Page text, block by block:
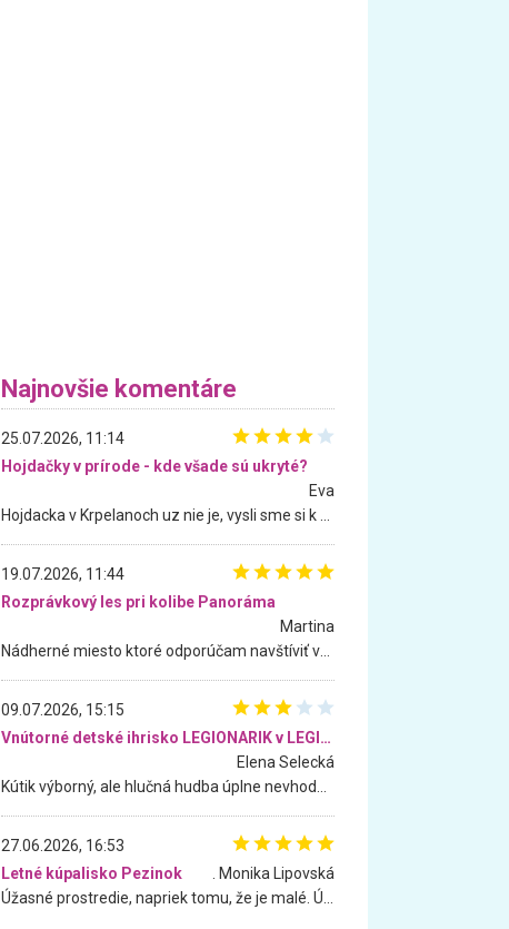
Najnovšie komentáre
25.07.2026, 11:14
Hojdačky v prírode - kde všade sú ukryté?
Eva
19.07.2026, 11:44
Rozprávkový les pri kolibe Panoráma
Martina
09.07.2026, 15:15
Vnútorné detské ihrisko LEGIONARIK v LEGIA Fitness
Elena Selecká
27.06.2026, 16:53
Letné kúpalisko Pezinok
. Monika Lipovská